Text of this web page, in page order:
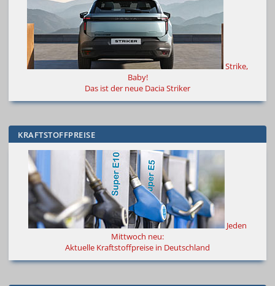
Strike,
Baby!
Das ist der neue Dacia Striker
KRAFTSTOFFPREISE
Jeden
Mittwoch neu:
Aktuelle Kraftstoffpreise in Deutschland